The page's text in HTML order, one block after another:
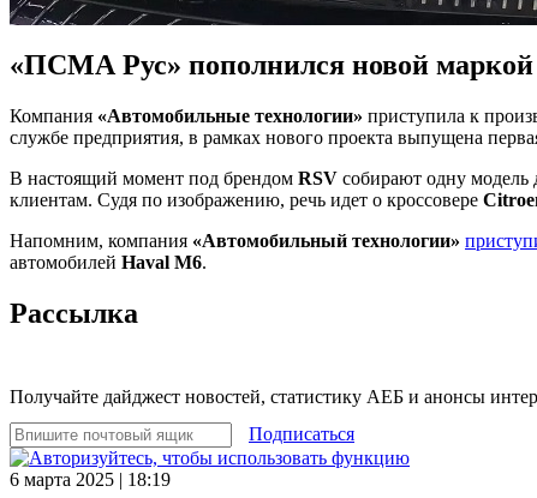
«ПСМА Рус» пополнился новой маркой
Компания «Автомобильные технологии» приступила к
службе предприятия, в рамках нового проекта выпущена
В настоящий момент под брендом RSV собирают одну модель
клиентам. Судя по изображению, речь идет о кроссовере
Напомним, компания «Автомобильный технологии»
автомобилей Haval M6.
Рассылка
Получайте дайджест новостей, статистику АЕБ и анонсы
Подписаться
6 марта 2025 | 18:19